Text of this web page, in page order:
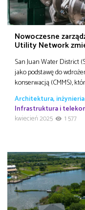
Nowoczesne
Utility Network
San Juan Water District
jako podstawę do
konserwacją (CMMS),
Architektura,
Infrastruktura i
kwiecień 2025
1 577